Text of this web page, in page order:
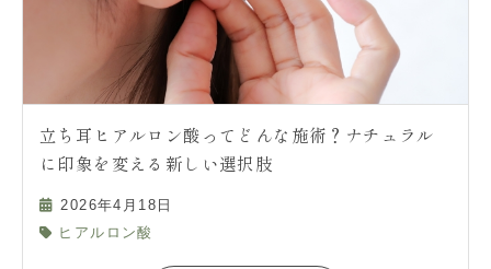
立ち耳ヒアルロン酸ってどんな施術？ナチュラル
に印象を変える新しい選択肢
2026年4月18日
ヒアルロン酸